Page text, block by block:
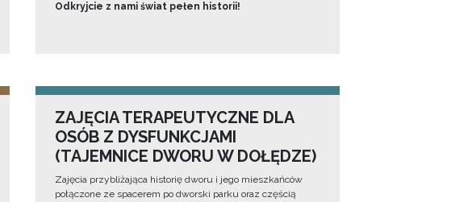
Odkryjcie z nami świat pełen historii!
ZAJĘCIA TERAPEUTYCZNE DLA
OSÓB Z DYSFUNKCJAMI
(TAJEMNICE DWORU W DOŁĘDZE)
Zajęcia przybliżająca historię dworu i jego mieszkańców
połączone ze spacerem po dworski parku oraz częścią